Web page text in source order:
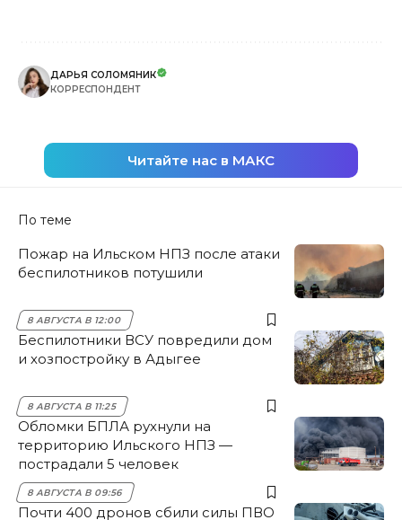
ДАРЬЯ СОЛОМЯНИК
КОРРЕСПОНДЕНТ
Читайте нас в МАКС
По теме
Пожар на Ильском НПЗ после атаки
беспилотников потушили
8 АВГУСТА В 12:00
Беспилотники ВСУ повредили дом
и хозпостройку в Адыгее
8 АВГУСТА В 11:25
Обломки БПЛА рухнули на
территорию Ильского НПЗ —
пострадали 5 человек
8 АВГУСТА В 09:56
Почти 400 дронов сбили силы ПВО